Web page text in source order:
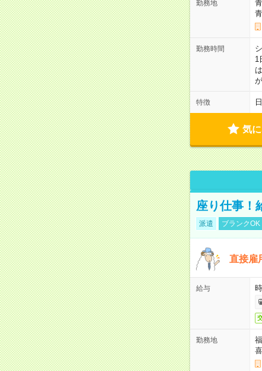
勤務地
勤務時間
1
特徴
気に
座り仕事！
派遣 ブランクOK
直接雇
給与
勤務地